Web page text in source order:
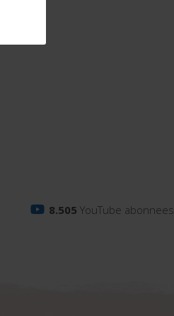
8.505 YouTube abonnees